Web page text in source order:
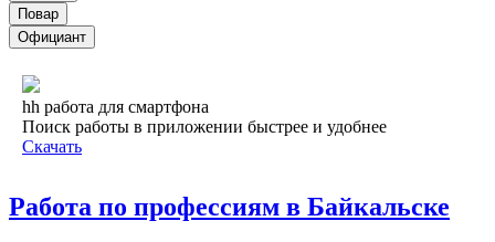
Повар
Официант
hh работа для смартфона
Поиск работы в приложении быстрее и удобнее
Скачать
Работа по профессиям в Байкальске